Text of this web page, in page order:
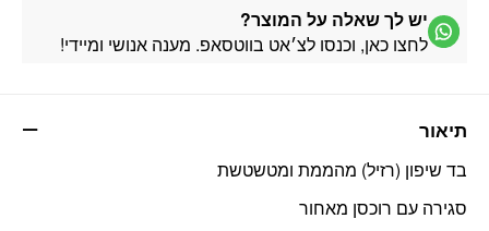
יש לך שאלה על המוצר?
לחצו כאן, וכנסו לצ׳אט בווטסאפ. מענה אנושי ומיידי!
תיאור
בד שיפון (רזיל) מהממת ומטשטשת
סגירה עם רוכסן מאחור